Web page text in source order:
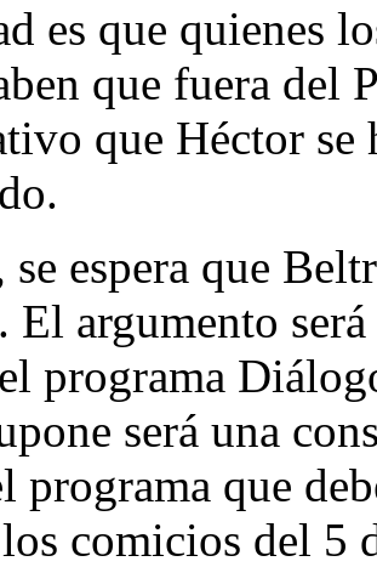
es que quienes
que fuera del
que Héctor se
espera que
El argumento
programa
será una
programa que
los comicios del